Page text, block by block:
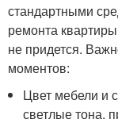
стандартными
ремонта
не придется.
моментов:
Цвет мебели и
светлые тона,